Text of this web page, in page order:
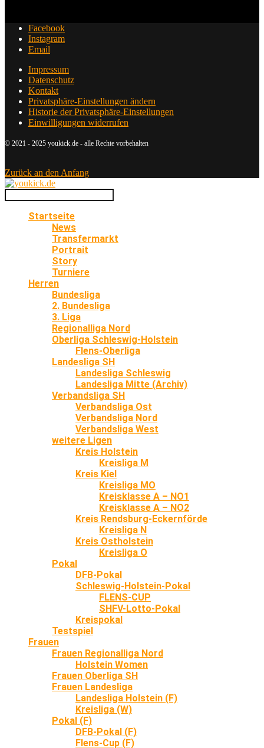
Facebook
Instagram
Email
Impressum
Datenschutz
Kontakt
Privatsphäre-Einstellungen ändern
Historie der Privatsphäre-Einstellungen
Einwilligungen widerrufen
© 2021 - 2025 youkick.de - alle Rechte vorbehalten
Zurück an den Anfang
Startseite
News
Transfermarkt
Portrait
Story
Turniere
Herren
Bundesliga
2. Bundesliga
3. Liga
Regionalliga Nord
Oberliga Schleswig-Holstein
Flens-Oberliga
Landesliga SH
Landesliga Schleswig
Landesliga Mitte (Archiv)
Verbandsliga SH
Verbandsliga Ost
Verbandsliga Nord
Verbandsliga West
weitere Ligen
Kreis Holstein
Kreisliga M
Kreis Kiel
Kreisliga MO
Kreisklasse A – NO1
Kreisklasse A – NO2
Kreis Rendsburg-Eckernförde
Kreisliga N
Kreis Ostholstein
Kreisliga O
Pokal
DFB-Pokal
Schleswig-Holstein-Pokal
FLENS-CUP
SHFV-Lotto-Pokal
Kreispokal
Testspiel
Frauen
Frauen Regionalliga Nord
Holstein Women
Frauen Oberliga SH
Frauen Landesliga
Landesliga Holstein (F)
Kreisliga (W)
Pokal (F)
DFB-Pokal (F)
Flens-Cup (F)